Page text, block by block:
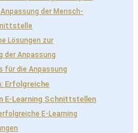
der Mensch-
Lösungen zur
der Anpassung
für die Anpassung
Erfolgreiche
E-Learning Schnittstellen
E-Learning